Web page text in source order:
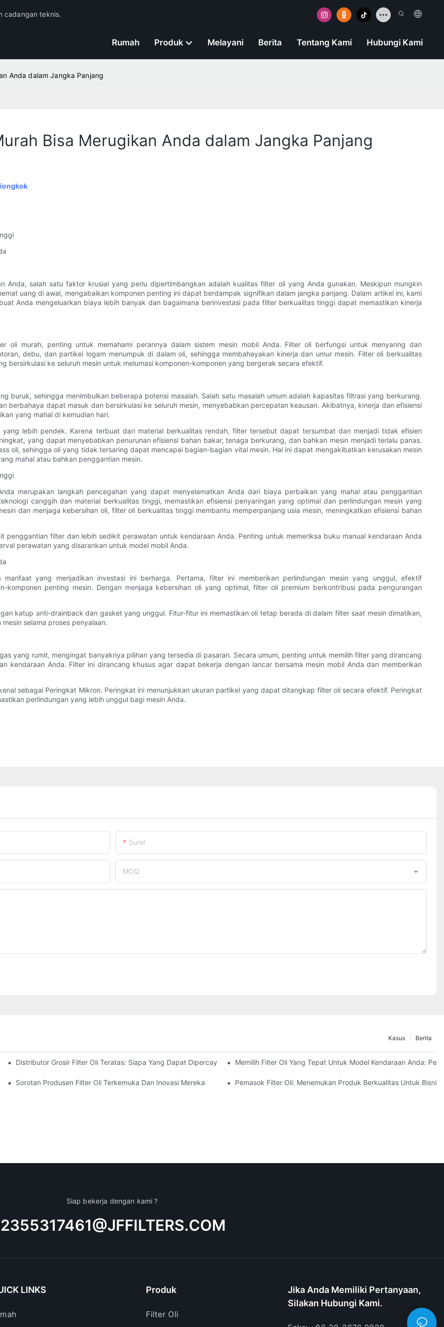
cadangan teknis.
Rumah Produk Melayani Berita Tentang Kami Hubungi Kami
Anda dalam Jangka Panjang
Bisa Merugikan Anda dalam Jangka Panjang
Anda, salah satu faktor krusial yang perlu dipertimbangkan adalah kualitas filter oli yang Anda gunakan. Meskipun mungkin
uang di awal, mengabaikan komponen penting ini dapat berdampak signifikan dalam jangka panjang. Dalam artikel ini, kami
Anda mengeluarkan biaya lebih banyak dan bagaimana berinvestasi pada filter berkualitas tinggi dapat memastikan kinerja
oli murah, penting untuk memahami perannya dalam sistem mesin mobil Anda. Filter oli berfungsi untuk menyaring dan
debu, dan partikel logam menumpuk di dalam oli, sehingga membahayakan kinerja dan umur mesin. Filter oli berkualitas
bersirkulasi ke seluruh mesin untuk melumasi komponen-komponen yang bergerak secara efektif.
buruk, sehingga menimbulkan beberapa potensi masalah. Salah satu masalah umum adalah kapasitas filtrasi yang berkurang.
berbahaya dapat masuk dan bersirkulasi ke seluruh mesin, menyebabkan percepatan keausan. Akibatnya, kinerja dan efisiensi
yang mahal di kemudian hari.
lebih pendek. Karena terbuat dari material berkualitas rendah, filter tersebut dapat tersumbat dan menjadi tidak efisien
yang dapat menyebabkan penurunan efisiensi bahan bakar, tenaga berkurang, dan bahkan mesin menjadi terlalu panas.
oli, sehingga oli yang tidak tersaring dapat mencapai bagian-bagian vital mesin. Hal ini dapat mengakibatkan kerusakan mesin
mahal atau bahkan penggantian mesin.
merupakan langkah pencegahan yang dapat menyelamatkan Anda dari biaya perbaikan yang mahal atau penggantian
canggih dan material berkualitas tinggi, memastikan efisiensi penyaringan yang optimal dan perlindungan mesin yang
dan menjaga kebersihan oli, filter oli berkualitas tinggi membantu memperpanjang usia mesin, meningkatkan efisiensi bahan
penggantian filter dan lebih sedikit perawatan untuk kendaraan Anda. Penting untuk memeriksa buku manual kendaraan Anda
perawatan yang disarankan untuk model mobil Anda.
yang menjadikan investasi ini berharga. Pertama, filter ini memberikan perlindungan mesin yang unggul, efektif
komponen penting mesin. Dengan menjaga kebersihan oli yang optimal, filter oli premium berkontribusi pada pengurangan
katup anti-drainback dan gasket yang unggul. Fitur-fitur ini memastikan oli tetap berada di dalam filter saat mesin dimatikan,
selama proses penyalaan.
yang rumit, mengingat banyaknya pilihan yang tersedia di pasaran. Secara umum, penting untuk memilih filter yang dirancang
kendaraan Anda. Filter ini dirancang khusus agar dapat bekerja dengan lancar bersama mesin mobil Anda dan memberikan
sebagai Peringkat Mikron. Peringkat ini menunjukkan ukuran partikel yang dapat ditangkap filter oli secara efektif. Peringkat
perlindungan yang lebih unggul bagi mesin Anda.
Surel
MOQ
Berita
Kasus
Distributor Grosir Filter Oli Teratas: Siapa Yang Dapat Dipercaya? Memilih Filter Oli Yang Tepat Untuk Model Kendaraan Anda:
Sorotan Produsen Filter Oli Terkemuka Dan Inovasi Mereka Pemasok Filter Oli: Menemukan Produk Berkualitas Untuk Bisnis
Siap bekerja dengan kami？
2355317461@JFFILTERS.COM
LINKS Produk
Filter Oli
Jika Anda Memiliki Pertanyaan,
Silakan Hubungi Kami.